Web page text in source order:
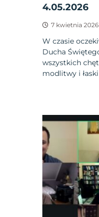
4.05.2026
7 kwietnia 2026
W czasie
Ducha
wszystkich
modlitwy i